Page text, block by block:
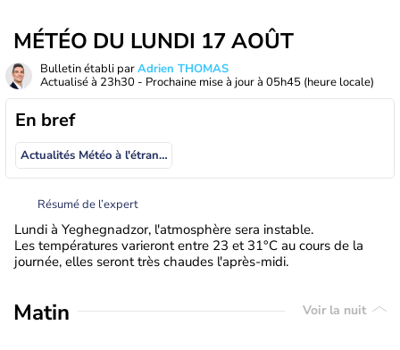
MÉTÉO DU LUNDI 17 AOÛT
Bulletin établi parAdrien THOMAS
Actualisé à 23h30 - Prochaine mise à jour à 05h45 (heure locale)
En bref
Actualités Météo à l'étranger
Résumé de l’expert
Lundi à Yeghegnadzor, l'atmosphère sera instable.
Les températures varieront entre 23 et 31°C au cours de la
journée, elles seront très chaudes l'après-midi.
Matin Voir la nuit